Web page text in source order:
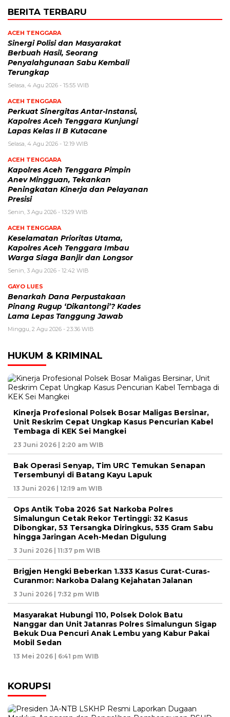
BERITA TERBARU
ACEH TENGGARA
Sinergi Polisi dan Masyarakat
Berbuah Hasil, Seorang
Penyalahgunaan Sabu Kembali
Terungkap
Selasa, 4 Agu 2026 - 15:55 WIB
ACEH TENGGARA
Perkuat Sinergitas Antar-Instansi,
Kapolres Aceh Tenggara Kunjungi
Lapas Kelas II B Kutacane
Selasa, 4 Agu 2026 - 12:19 WIB
ACEH TENGGARA
Kapolres Aceh Tenggara Pimpin
Anev Mingguan, Tekankan
Peningkatan Kinerja dan Pelayanan
Presisi
Senin, 3 Agu 2026 - 13:29 WIB
ACEH TENGGARA
Keselamatan Prioritas Utama,
Kapolres Aceh Tenggara Imbau
Warga Siaga Banjir dan Longsor
Senin, 3 Agu 2026 - 12:42 WIB
GAYO LUES
Benarkah Dana Perpustakaan
Pinang Rugup ‘Dikantongi’? Kades
Lama Lepas Tanggung Jawab
Minggu, 2 Agu 2026 - 23:36 WIB
HUKUM & KRIMINAL
Kinerja Profesional Polsek Bosar Maligas Bersinar,
Unit Reskrim Cepat Ungkap Kasus Pencurian Kabel
Tembaga di KEK Sei Mangkei
23 Juni 2026 | 2:20 am WIB
Bak Operasi Senyap, Tim URC Temukan Senapan
Tersembunyi di Batang Kayu Lapuk
13 Juni 2026 | 12:19 am WIB
Ops Antik Toba 2026 Sat Narkoba Polres
Simalungun Cetak Rekor Tertinggi: 32 Kasus
Dibongkar, 53 Tersangka Diringkus, 535 Gram Sabu
hingga Jaringan Aceh-Medan Digulung
3 Juni 2026 | 11:37 pm WIB
Brigjen Hengki Beberkan 1.333 Kasus Curat-Curas-
Curanmor: Narkoba Dalang Kejahatan Jalanan
3 Juni 2026 | 7:32 pm WIB
Masyarakat Hubungi 110, Polsek Dolok Batu
Nanggar dan Unit Jatanras Polres Simalungun Sigap
Bekuk Dua Pencuri Anak Lembu yang Kabur Pakai
Mobil Sedan
13 Mei 2026 | 6:41 pm WIB
KORUPSI